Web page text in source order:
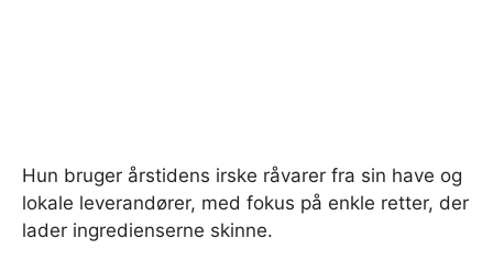
Hun bruger årstidens irske råvarer fra sin have og
lokale leverandører, med fokus på enkle retter, der
lader ingredienserne skinne.